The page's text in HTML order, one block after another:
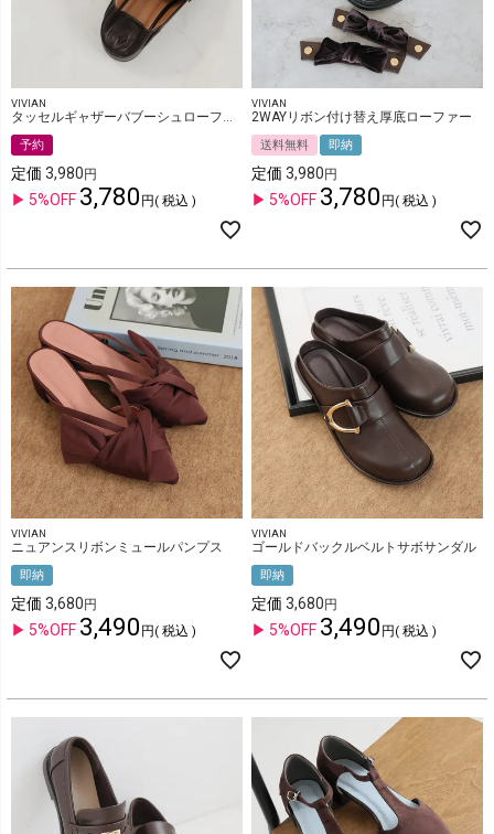
VIVIAN
タッセルギャザーバブーシュローファー
予約
定価 3,980
5%OFF 3,780 税込
VIVIAN
2WAYリボン付け替え厚底ローファー
送料無料 即納
定価 3,980
5%OFF 3,780 税込
VIVIAN
ニュアンスリボンミュールパンプス
即納
定価 3,680
5%OFF 3,490 税込
VIVIAN
ゴールドバックルベルトサボサンダル
即納
定価 3,680
5%OFF 3,490 税込